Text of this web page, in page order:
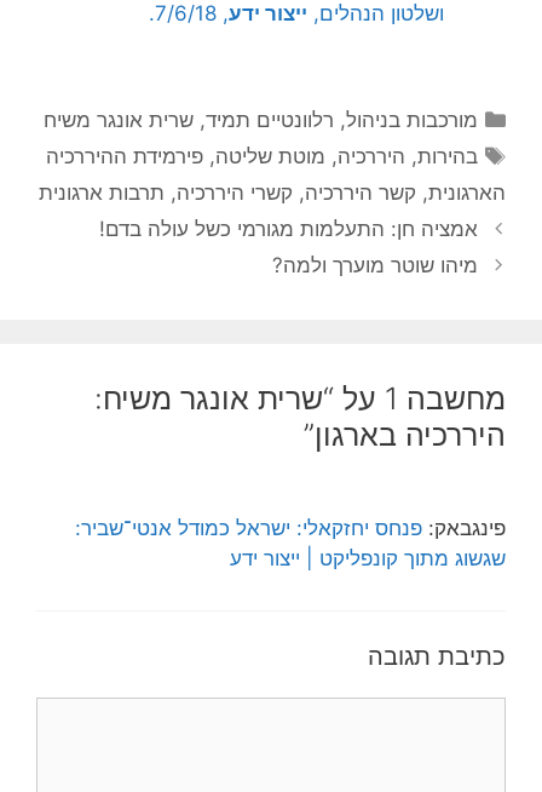
ושלטון הנהלים, ייצור ידע, 7/6/18.
קטגוריות
מורכבות בניהול, רלוונטיים תמיד,שרית אונגר משיח
תגיות
בהירות, היררכיה, מוטת שליטה,פירמידת ההיררכיה
הארגונית, קשר היררכיה, קשרי היררכיה, תרבות ארגונית
אמציה חן: התעלמות מגורמי כשל עולה בדם!
מיהו שוטר מוערך ולמה?
מחשבה 1 על “שרית אונגר משיח:
היררכיה בארגון”
פינגבאק: פנחס יחזקאלי: ישראל כמודל אנטי־שביר:
שגשוג מתוך קונפליקט | ייצור ידע
כתיבת תגובה